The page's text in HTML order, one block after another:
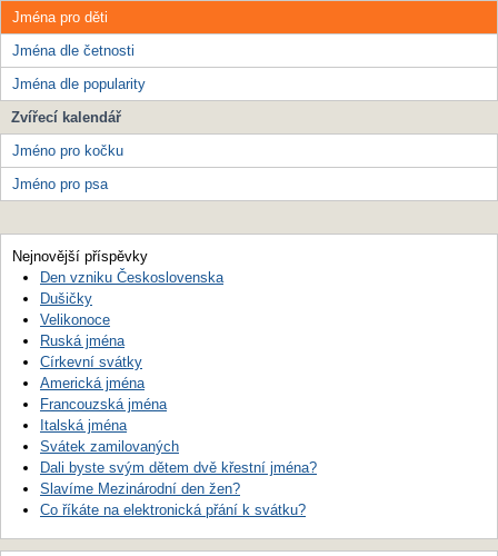
Jména pro děti
Jména dle četnosti
Jména dle popularity
Zvířecí kalendář
Jméno pro kočku
Jméno pro psa
Nejnovější příspěvky
Den vzniku Československa
Dušičky
Velikonoce
Ruská jména
Církevní svátky
Americká jména
Francouzská jména
Italská jména
Svátek zamilovaných
Dali byste svým dětem dvě křestní jména?
Slavíme Mezinárodní den žen?
Co říkáte na elektronická přání k svátku?